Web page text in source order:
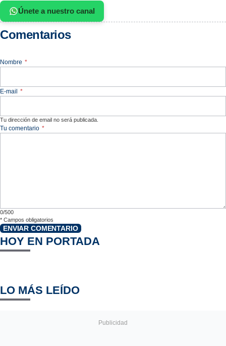
Únete a nuestro canal
Comentarios
Nombre *
E-mail *
Tu dirección de email no será publicada.
Tu comentario *
0/500
* Campos obligatorios
ENVIAR COMENTARIO
HOY EN PORTADA
LO MÁS LEÍDO